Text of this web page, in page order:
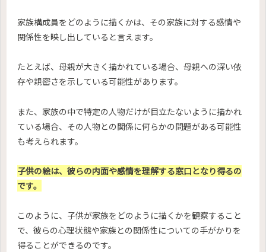
家族構成員をどのように描くかは、その家族に対する感情や
関係性を映し出していると言えます。
たとえば、母親が大きく描かれている場合、母親への深い依
存や親密さを示している可能性があります。
また、家族の中で特定の人物だけが目立たないように描かれ
ている場合、その人物との関係に何らかの問題がある可能性
も考えられます。
子供の絵は、彼らの内面や感情を理解する窓口となり得るの
です。
このように、子供が家族をどのように描くかを観察すること
で、彼らの心理状態や家族との関係性についての手がかりを
得ることができるのです。